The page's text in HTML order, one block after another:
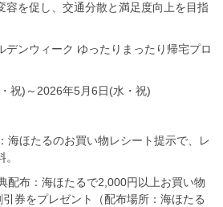
容を促し、交通分散と満足度向上を目指
デンウィーク ゆったりまったり帰宅プロ
祝)～2026年5月6日(水・祝)
海ほたるのお買い物レシート提示で、レ
配布：海ほたるで2,000円以上お買い物
券をプレゼント（配布場所：海ほたる